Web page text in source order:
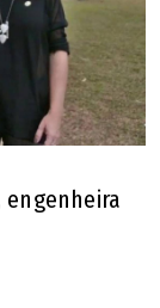
engenheira